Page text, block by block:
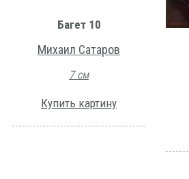
Багет 10
Михаил Сатаров
7 см
Купить картину